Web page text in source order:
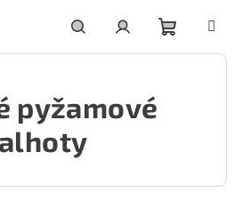
HledatPřihlášeníNákupní
pyžamové